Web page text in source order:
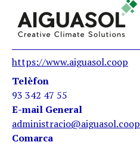
https://www.aiguasol.coop
Telèfon
93 342 47 55
E-mail General
administracio@aiguasol.coop
Comarca